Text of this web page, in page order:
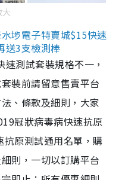
埗電子特賣城$15快速
送3支檢測棒
測試套裝規格不一，
裝前請留意售賣平台
、條款及細則，大家
冠狀病毒病快速抗原
原測試通用名單，購
則，一切以訂購平台